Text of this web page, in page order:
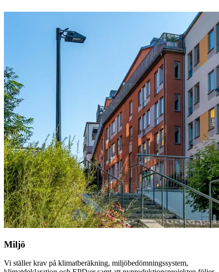
Miljö
Vi ställer krav på klimatberäkning, miljöbedömningssystem,